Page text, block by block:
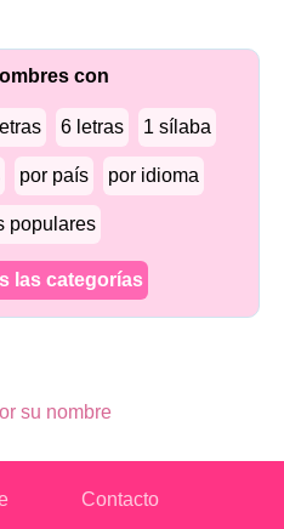
con
6 letras 1 sílaba
por país por idioma
populares
las categorías
su nombre
Contacto